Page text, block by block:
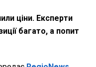
ціни. Експерти
багато, а попит